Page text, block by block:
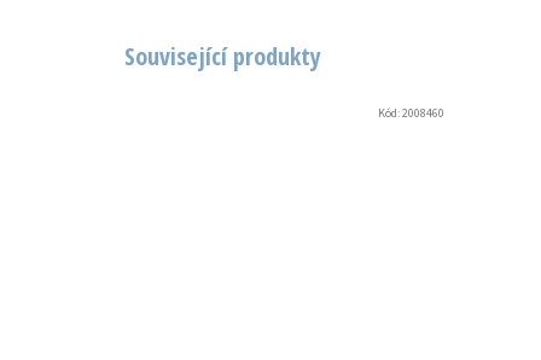
Související produkty
Kód:2008460